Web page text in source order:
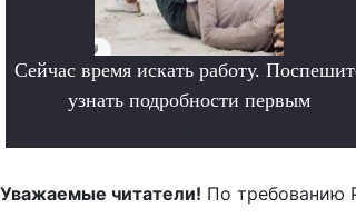
Сейчас время искать работу.
узнать подробности первым
Уважаемые читатели! По требованию